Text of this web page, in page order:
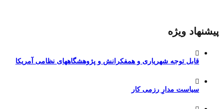
پیشنهاد ویژه
قابل توجه شهریاری و همفکرانش و پژوهشگاههای نظامی آمریکا
سیاست مدارِ رزمی کار